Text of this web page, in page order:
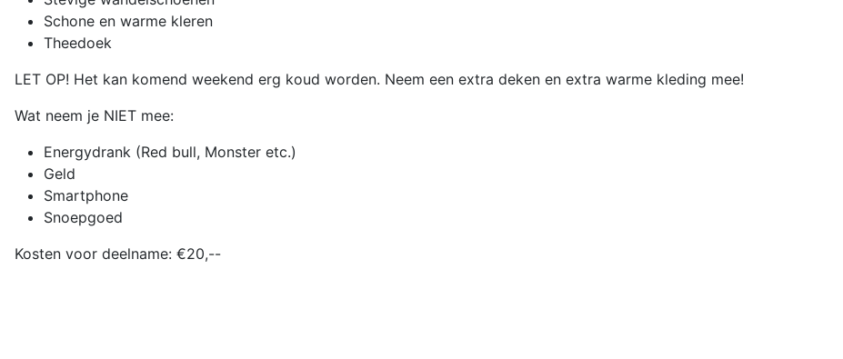
Schone en warme kleren
Theedoek
LET OP! Het kan komend weekend erg koud worden. Neem een extra deken en extra warme kleding mee!
Wat neem je NIET mee:
Energydrank (Red bull, Monster etc.)
Geld
Smartphone
Snoepgoed
Kosten voor deelname: €20,--